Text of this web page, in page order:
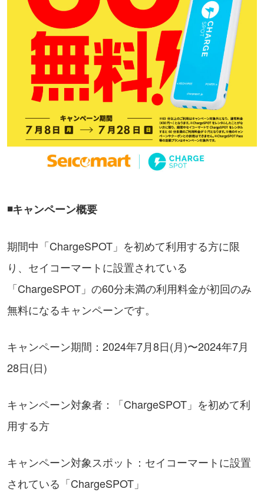
◾️キャンペーン概要
期間中「ChargeSPOT」を初めて利用する方に限
り、セイコーマートに設置されている
「ChargeSPOT」の60分未満の利用料金が初回のみ
無料になるキャンペーンです。
キャンペーン期間：2024年7月8日(月)〜2024年7月
28日(日)
キャンペーン対象者：「ChargeSPOT」を初めて利
用する方
キャンペーン対象スポット：セイコーマートに設置
されている「ChargeSPOT」